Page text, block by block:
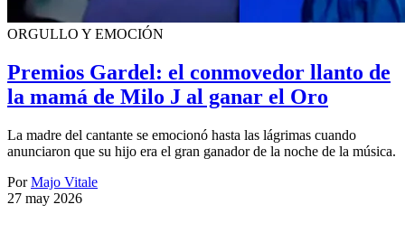
ORGULLO Y EMOCIÓN
Premios Gardel: el conmovedor llanto de
la mamá de Milo J al ganar el Oro
La madre del cantante se emocionó hasta las lágrimas cuando
anunciaron que su hijo era el gran ganador de la noche de la música.
PorMajo Vitale
27 may 2026